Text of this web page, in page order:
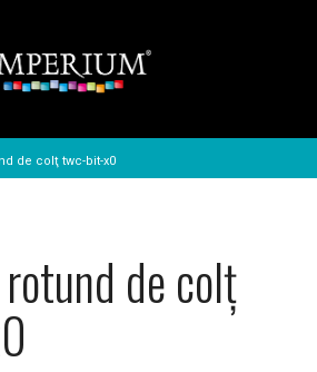
de colţ twc-bit-x0
de colţ